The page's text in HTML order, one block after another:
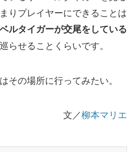
りプレイヤーにできることは
ルタイガーが交尾をしている
らせることくらいです。
その場所に行ってみたい。
文／柳本マリエ